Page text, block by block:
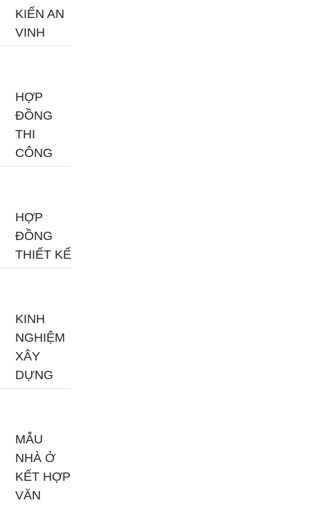
KIẾN AN
VINH
HỢP
ĐỒNG
THI
CÔNG
HỢP
ĐỒNG
THIẾT KẾ
KINH
NGHIỆM
XÂY
DỰNG
MẪU
NHÀ Ở
KẾT HỢP
VĂN